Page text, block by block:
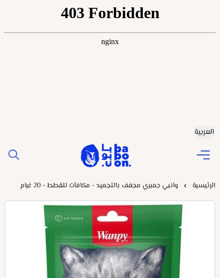
العربية
Baboonstore
الرئيسية وانبي جمبري مجفف بالتجميد - مكافآت للقطط - 20 غرام